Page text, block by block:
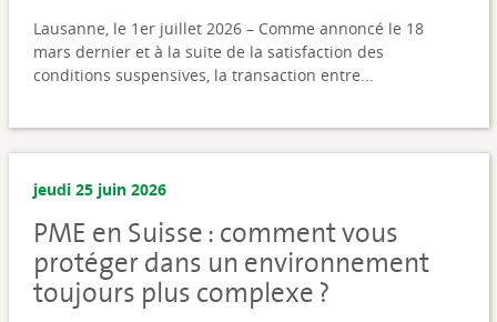
Lausanne, le 1er juillet 2026 – Comme annoncé le 18
mars dernier et à la suite de la satisfaction des
conditions suspensives, la transaction entre...
jeudi 25 juin 2026
PME en Suisse : comment vous
protéger dans un environnement
toujours plus complexe ?